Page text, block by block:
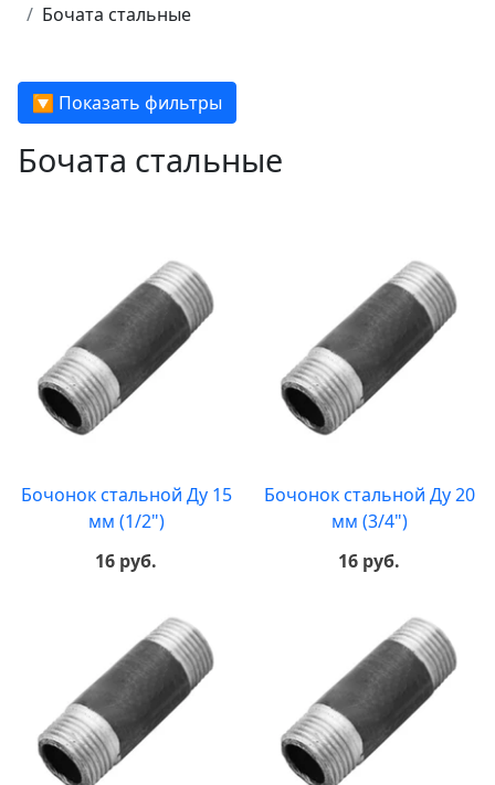
Бочата стальные
🔽 Показать фильтры
Бочата стальные
Бочонок стальной Ду 15
мм (1/2")
16 руб.
Бочонок стальной Ду 20
мм (3/4")
16 руб.